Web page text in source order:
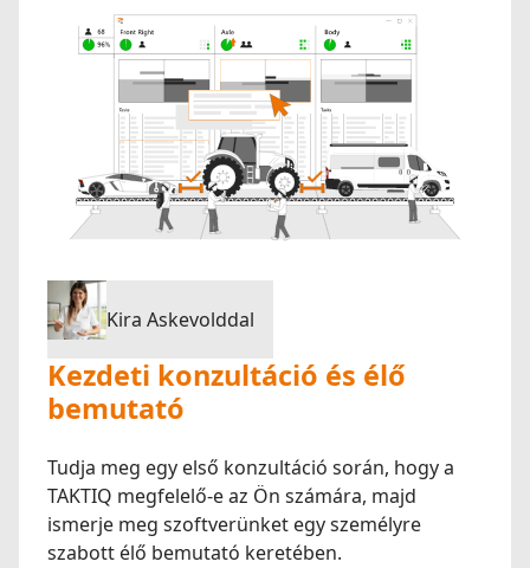
Kira Askevolddal
Kezdeti konzultáció és élő
bemutató
Tudja meg egy első konzultáció során, hogy a
TAKTIQ megfelelő-e az Ön számára, majd
ismerje meg szoftverünket egy személyre
szabott élő bemutató keretében.